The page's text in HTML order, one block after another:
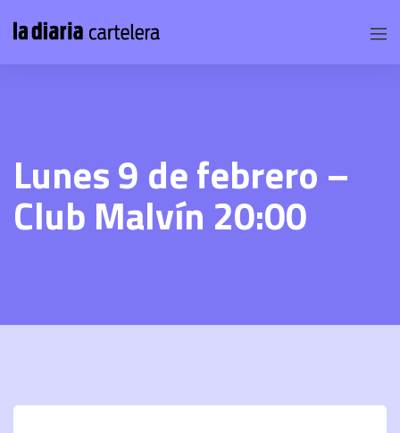
Lunes 9 de febrero –
Club Malvín 20:00